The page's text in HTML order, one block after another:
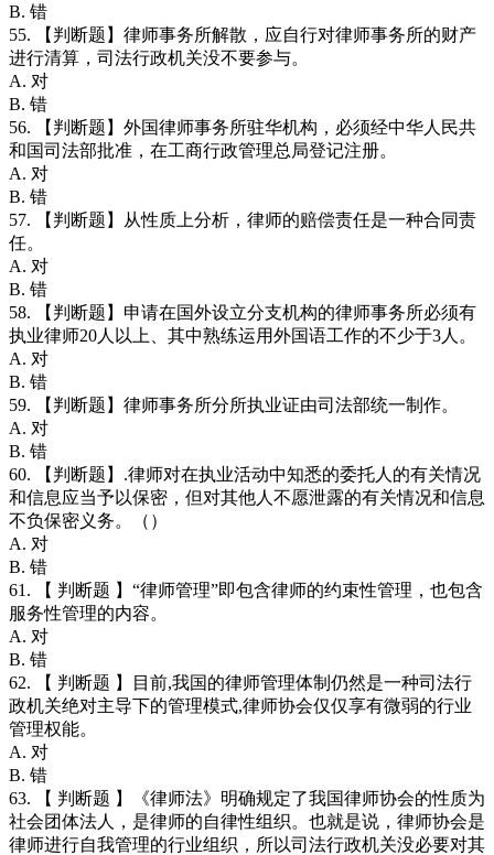
B. 错
55. 【判断题】律师事务所解散，应自行对律师事务所的财产
进行清算，司法行政机关没不要参与。
A. 对
B. 错
56. 【判断题】外国律师事务所驻华机构，必须经中华人民共
和国司法部批准，在工商行政管理总局登记注册。
A. 对
B. 错
57. 【判断题】从性质上分析，律师的赔偿责任是一种合同责
任。
A. 对
B. 错
58. 【判断题】申请在国外设立分支机构的律师事务所必须有
执业律师20人以上、其中熟练运用外国语工作的不少于3人。
A. 对
B. 错
59. 【判断题】律师事务所分所执业证由司法部统一制作。
A. 对
B. 错
60. 【判断题】.律师对在执业活动中知悉的委托人的有关情况
和信息应当予以保密，但对其他人不愿泄露的有关情况和信息
不负保密义务。（）
A. 对
B. 错
61. 【 判断题 】“律师管理”即包含律师的约束性管理，也包含
服务性管理的内容。
A. 对
B. 错
62. 【 判断题 】目前,我国的律师管理体制仍然是一种司法行
政机关绝对主导下的管理模式,律师协会仅仅享有微弱的行业
管理权能。
A. 对
B. 错
63. 【 判断题 】《律师法》明确规定了我国律师协会的性质为
社会团体法人，是律师的自律性组织。也就是说，律师协会是
律师进行自我管理的行业组织，所以司法行政机关没必要对其